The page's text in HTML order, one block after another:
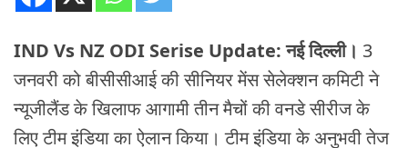
IND Vs NZ ODI Serise Update: नई दिल्ली। 3
जनवरी को बीसीसीआई की सीनियर मेंस सेलेक्शन कमिटी ने
न्यूजीलैंड के खिलाफ आगामी तीन मैचों की वनडे सीरीज के
लिए टीम इंडिया का ऐलान किया। टीम इंडिया के अनुभवी तेज